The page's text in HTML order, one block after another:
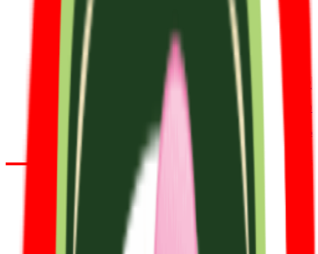
קופון
טעימים
25% הנחה על כל האתר
לקופון ←